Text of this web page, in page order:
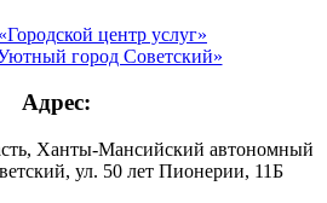
центр услуг»
город Советский»
Адрес:
Ханты-Мансийский автономный
ул. 50 лет Пионерии, 11Б